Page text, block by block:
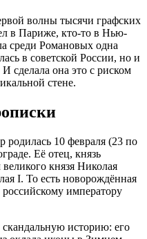
волны тысячи графских
в Париже, кто-то в Нью-
среди Романовых одна
в советской России, но и
сделала она это с риском
стене.
родилась 10 февраля (23 по
. Её отец, князь
князя Николая
I. То есть новорождённая
императору
историю: его